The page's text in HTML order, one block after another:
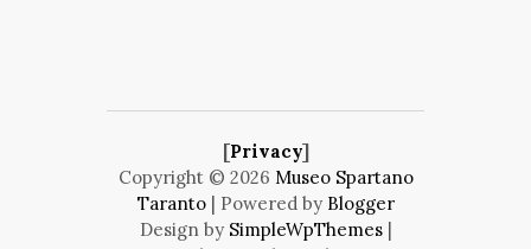
[Privacy]
Copyright © 2026 Museo Spartano
Taranto | Powered by Blogger
Design by SimpleWpThemes|